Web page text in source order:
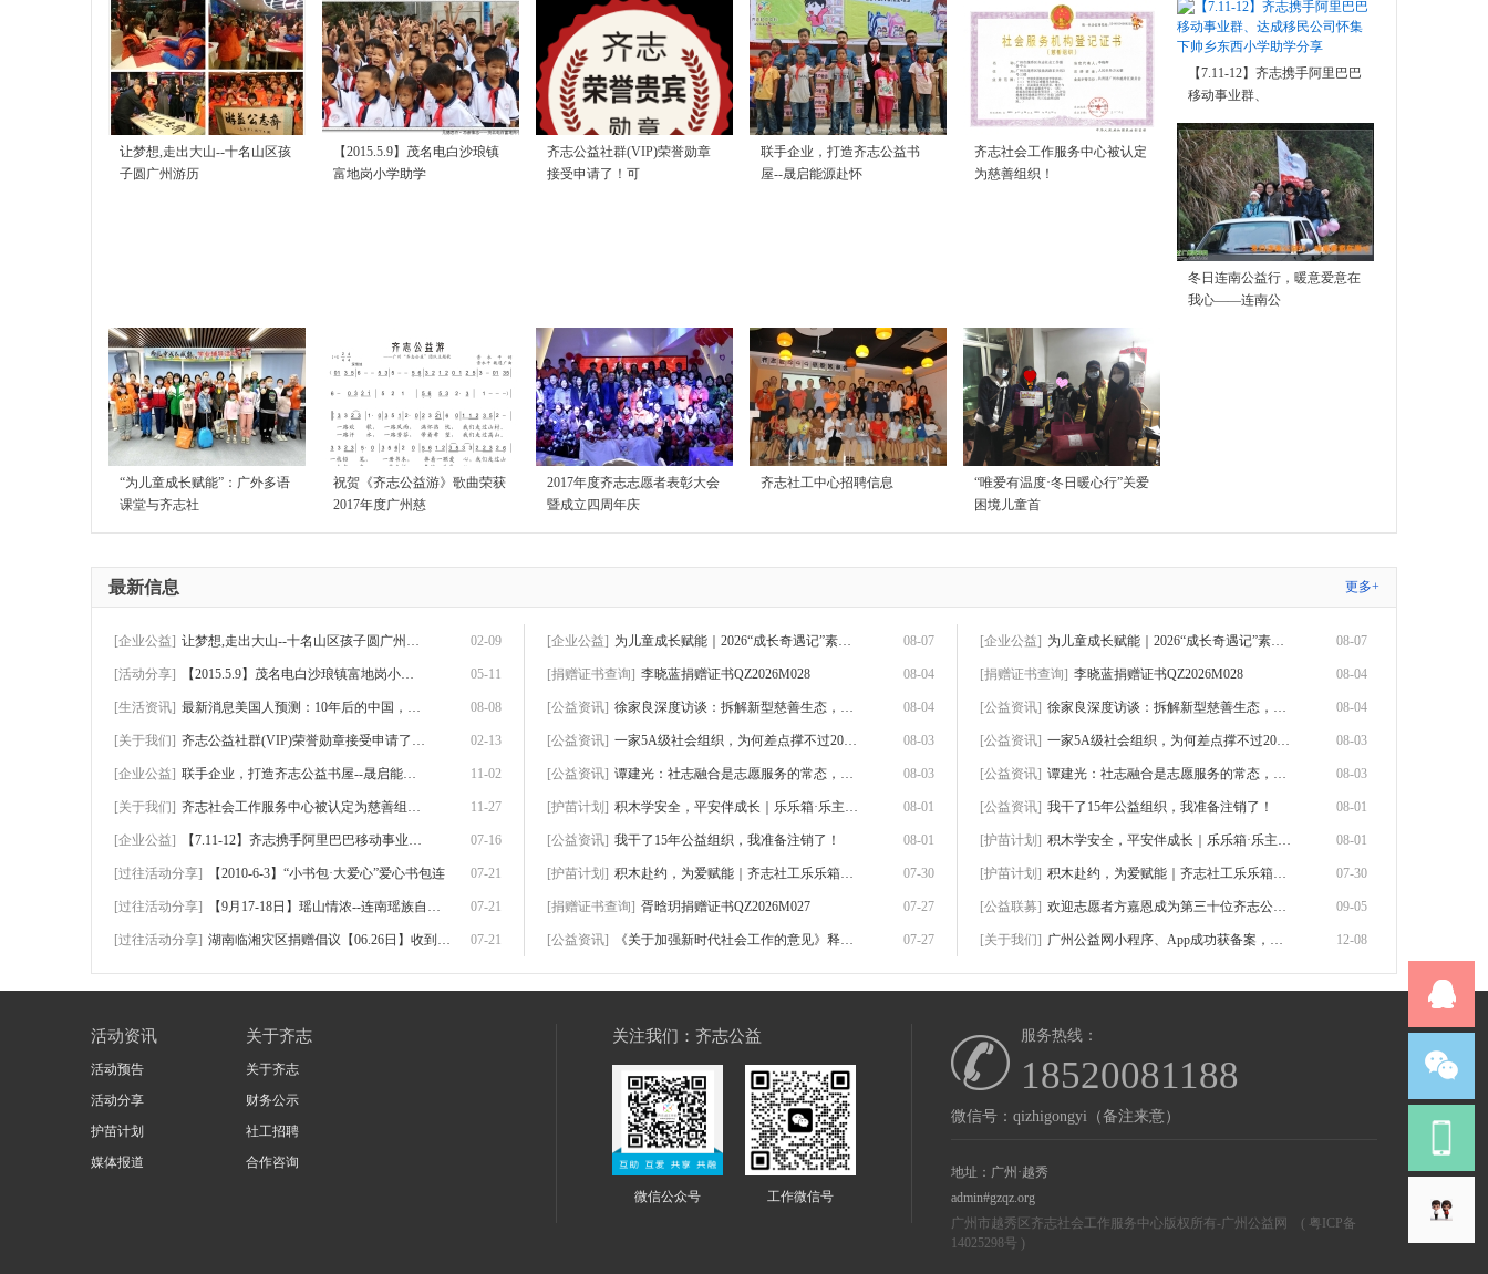
让梦想,走出大山--十名山区孩
子圆广州游历
【2015.5.9】茂名电白沙琅镇
富地岗小学助学
齐志公益社群(VIP)荣誉勋章
接受申请了！可
联手企业，打造齐志公益书
屋--晟启能源赴怀
齐志社会工作服务中心被认定
为慈善组织！
【7.11-12】齐志携手阿里巴巴
移动事业群、
冬日连南公益行，暖意爱意在
我心——连南公
“为儿童成长赋能”：广外多语
课堂与齐志社
祝贺《齐志公益游》歌曲荣获
2017年度广州慈
2017年度齐志志愿者表彰大会
暨成立四周年庆
齐志社工中心招聘信息
“唯爱有温度·冬日暖心行”关爱
困境儿童首
最新信息 更多+
[企业公益] 让梦想,走出大山--十名山区孩子圆广州游历 02-09
[活动分享] 【2015.5.9】茂名电白沙琅镇富地岗小学助学 05-11
[生活资讯] 最新消息美国人预测：10年后的中国，将会是 08-08
[关于我们] 齐志公益社群(VIP)荣誉勋章接受申请了！可 02-13
[企业公益] 联手企业，打造齐志公益书屋--晟启能源赴怀 11-02
[关于我们] 齐志社会工作服务中心被认定为慈善组织！ 11-27
[企业公益] 【7.11-12】齐志携手阿里巴巴移动事业群、 07-16
[过往活动分享] 【2010-6-3】“小书包·大爱心”爱心书包连 07-21
[过往活动分享] 【9月17-18日】瑶山情浓--连南瑶族自治县三 07-21
[过往活动分享] 湖南临湘灾区捐赠倡议【06.26日】收到捐赠 07-21
[企业公益] 为儿童成长赋能｜2026“成长奇遇记”素养赋 08-07
[捐赠证书查询] 李晓蓝捐赠证书QZ2026M028 08-04
[公益资讯] 徐家良深度访谈：拆解新型慈善生态，数智化 08-04
[公益资讯] 一家5A级社会组织，为何差点撑不过2026？ 08-03
[公益资讯] 谭建光：社志融合是志愿服务的常态，但不是 08-03
[护苗计划] 积木学安全，平安伴成长｜乐乐箱·乐主题第 08-01
[公益资讯] 我干了15年公益组织，我准备注销了！ 08-01
[护苗计划] 积木赴约，为爱赋能｜齐志社工乐乐箱首期志 07-30
[捐赠证书查询] 胥晗玥捐赠证书QZ2026M027 07-27
[公益资讯] 《关于加强新时代社会工作的意见》释放出一 07-27
[企业公益] 为儿童成长赋能｜2026“成长奇遇记”素养赋 08-07
[捐赠证书查询] 李晓蓝捐赠证书QZ2026M028 08-04
[公益资讯] 徐家良深度访谈：拆解新型慈善生态，数智化 08-04
[公益资讯] 一家5A级社会组织，为何差点撑不过2026？ 08-03
[公益资讯] 谭建光：社志融合是志愿服务的常态，但不是 08-03
[公益资讯] 我干了15年公益组织，我准备注销了！ 08-01
[护苗计划] 积木学安全，平安伴成长｜乐乐箱·乐主题第 08-01
[护苗计划] 积木赴约，为爱赋能｜齐志社工乐乐箱首期志 07-30
[公益联募] 欢迎志愿者方嘉恩成为第三十位齐志公益联募 09-05
[关于我们] 广州公益网小程序、App成功获备案，附网站 12-08
活动资讯
活动预告
活动分享
护苗计划
媒体报道
关于齐志
关于齐志
财务公示
社工招聘
合作咨询
关注我们：齐志公益
微信公众号 工作微信号
服务热线：
18520081188
微信号：qizhigongyi（备注来意）
地址：广州·越秀
admin#gzqz.org
广州市越秀区齐志社会工作服务中心版权所有-广州公益网 ( 粤ICP备
14025298号 )